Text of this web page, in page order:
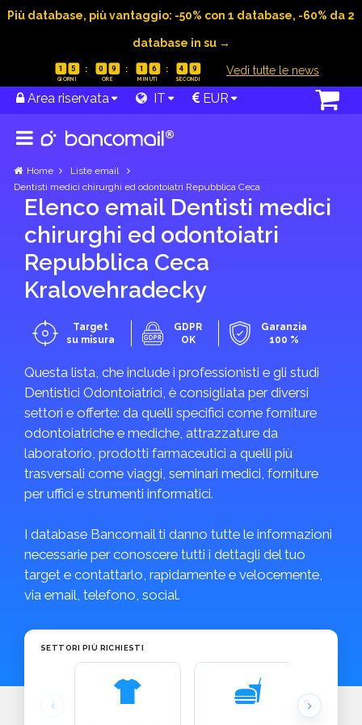
Più database, più vantaggio: -50% con 1 database, -60% da 2
database in su →
1 5 0 9 1 6 4 9 Vedi tutte le news
Area riservata IT EUR
Home
Liste email
Dentisti medici chirurghi ed odontoiatri Repubblica Ceca
Elenco email Dentisti medici
chirurghi ed odontoiatri
Repubblica Ceca
Kralovehradecky
Target
su misura
GDPR
OK
Garanzia
100 %
Questa lista, che include i professionisti e gli studi
Dentistici Odontoiatrici, è consigliata per diversi
settori e offerte: da quelli specifici come forniture
odontoiatriche e mediche, attrazzature da
laboratorio, prodotti farmaceutici a quelli più
trasversali come viaggi, seminari medici, forniture
per uffici e strumenti informatici.
I database Bancomail ti danno tutte le informazioni
necessarie per conoscere tutti i dettagli del tuo
target e contattarlo, rapidamente e velocemente,
via email, telefono, social.
SETTORI PIÙ RICHIESTI